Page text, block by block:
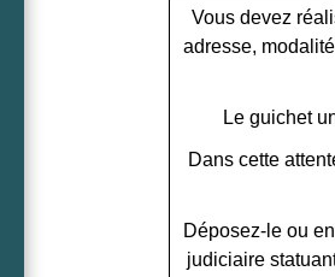
Vous devez
adresse,
Le guichet
Dans cette
Déposez-le ou
judiciaire